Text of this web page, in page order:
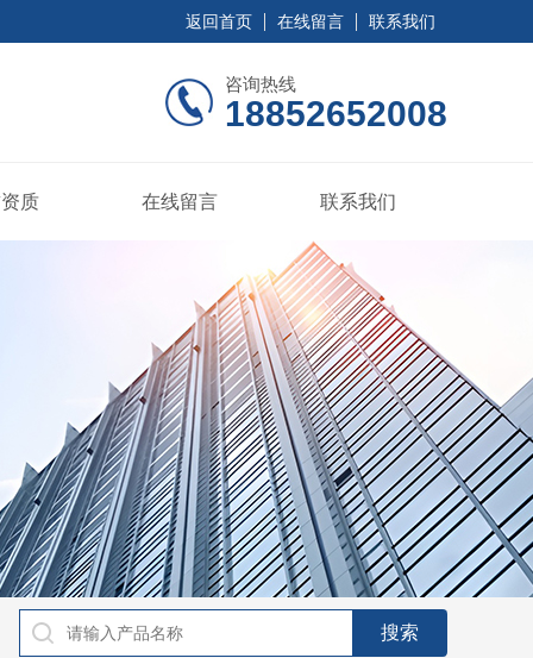
返回首页 在线留言 联系我们
咨询热线
18852652008
质 在线留言 联系我们